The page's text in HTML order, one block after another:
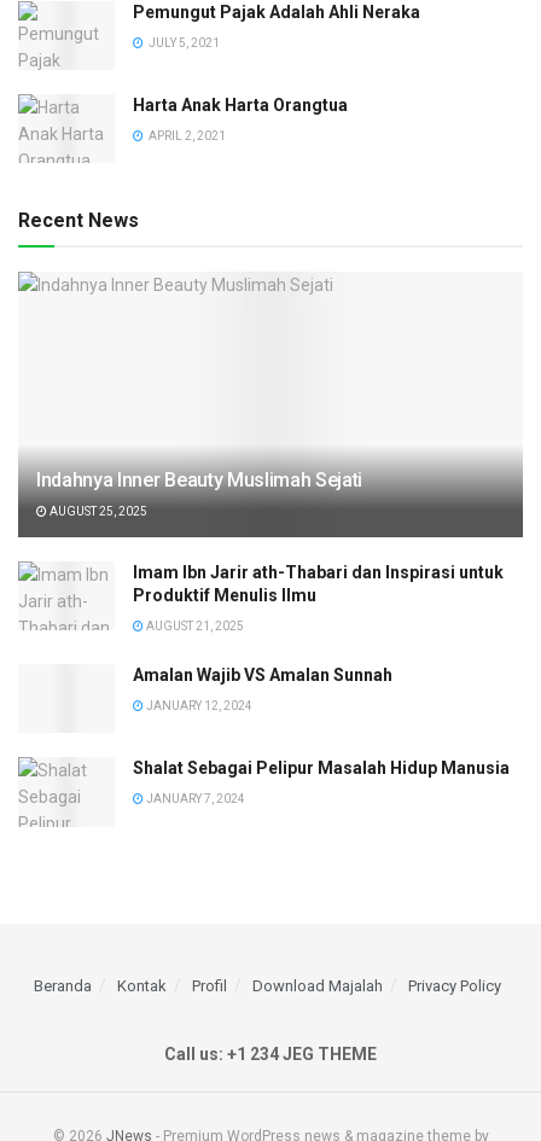
Pemungut Pajak Adalah Ahli Neraka
JULY 5, 2021
Harta Anak Harta Orangtua
APRIL 2, 2021
Recent News
Indahnya Inner Beauty Muslimah Sejati
AUGUST 25, 2025
Imam Ibn Jarir ath-Thabari dan Inspirasi untuk
Produktif Menulis Ilmu
AUGUST 21, 2025
Amalan Wajib VS Amalan Sunnah
JANUARY 12, 2024
Shalat Sebagai Pelipur Masalah Hidup Manusia
JANUARY 7, 2024
Beranda Kontak Profil Download Majalah Privacy Policy
Call us: +1 234 JEG THEME
© 2026 JNews - Premium WordPress news & magazine theme by